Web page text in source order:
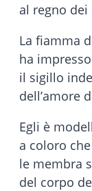
al regno dei
La fiamma
ha
il sigillo
dell’amore
Egli è
a coloro
le membra
del corpo